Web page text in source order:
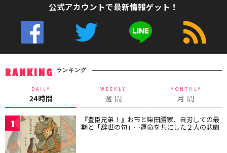
公式アカウントで最新情報ゲット！
RANKING ランキング
DAILY
24時間
WEEKLY
週 間
MONTHLY
月 間
1 『豊臣兄弟！』お市と柴田勝家、自刃しての最
期と「辞世の句」…運命を共にした２人の悲劇